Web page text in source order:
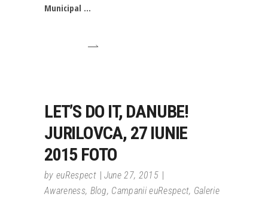
Municipal
LET’S DO IT, DANUBE!
JURILOVCA, 27 IUNIE
2015 FOTO
by euRespect
June 27, 2015
Awareness, Blog, Campanii euRespect, Galerie